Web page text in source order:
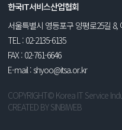
한국IT서비스산업협회
서울특별시 영등포구 양평로25길 8,
TEL : 02-2135-6135
FAX : 02-761-6646
E-mail : shyoo@itsa.or.kr
COPYRIGHT© Korea IT Service
CREATED BYSINBIWEB